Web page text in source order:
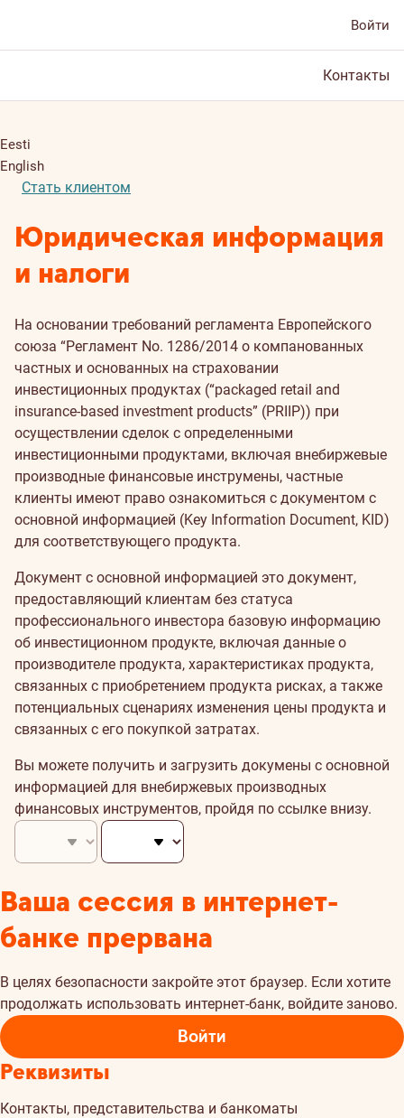
Войти
Контакты
Eesti
English
Стать клиентом
Юридическая информация
и налоги
На основании требований регламента Европейского
союза “Регламент Nо. 1286/2014 о компанованных
частных и основанных на страховании
инвестиционных продуктах (“packaged retail and
insurance-based investment products” (PRIIP)) при
осуществлении сделок с определенными
инвестиционными продуктами, включая внебиржевые
производные финансовые инструмены, частные
клиенты имеют право ознакомиться с документом с
основной информацией (Key Information Document, KID)
для соответствующего продукта.
Документ с основной информацией это документ,
предоставляющий клиентам без статуса
профессионального инвестора базовую информацию
об инвестиционном продукте, включая данные о
производителе продукта, характеристиках продукта,
связанных с приобретением продукта рисках, а также
потенциальных сценариях изменения цены продукта и
связанных с его покупкой затратах.
Вы можете получить и загрузить докумены с основной
информацией для внебиржевых производных
финансовых инструментов, пройдя по ссылке внизу.
Ваша сессия в интернет-
банке прервана
В целях безопасности закройте этот браузер. Если хотите
продолжать использовать интернет-банк, войдите заново.
Войти
Реквизиты
Контакты, представительства и банкоматы